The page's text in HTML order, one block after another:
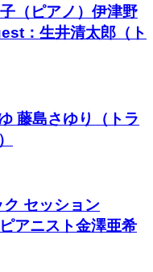
（ピアノ）伊津野
：生井清太郎（ト
藤島さゆり（トラ
セッション
アニスト金澤亜希